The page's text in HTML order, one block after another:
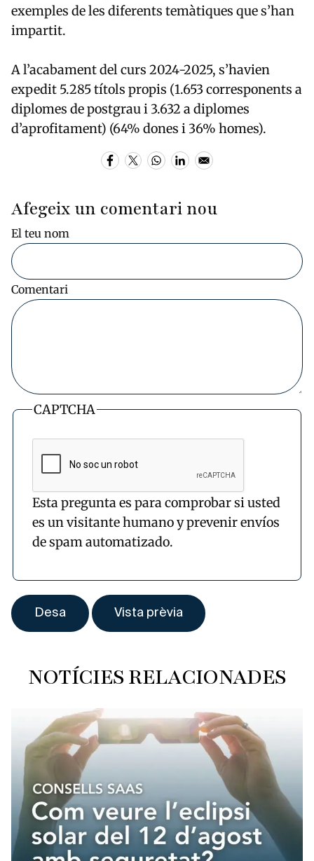
exemples de les diferents temàtiques que s’han
impartit.
A l’acabament del curs 2024-2025, s’havien
expedit 5.285 títols propis (1.653 corresponents a
diplomes de postgrau i 3.632 a diplomes
d’aprofitament) (64% dones i 36% homes).
Afegeix un comentari nou
El teu nom
Comentari
CAPTCHA
Esta pregunta es para comprobar si usted
es un visitante humano y prevenir envíos
de spam automatizado.
NOTÍCIES RELACIONADES